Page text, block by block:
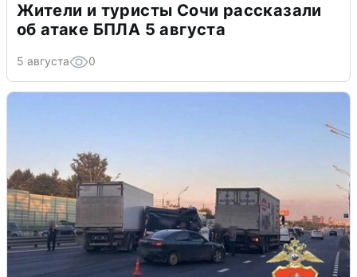
Жители и туристы Сочи рассказали
об атаке БПЛА 5 августа
5 августа 0